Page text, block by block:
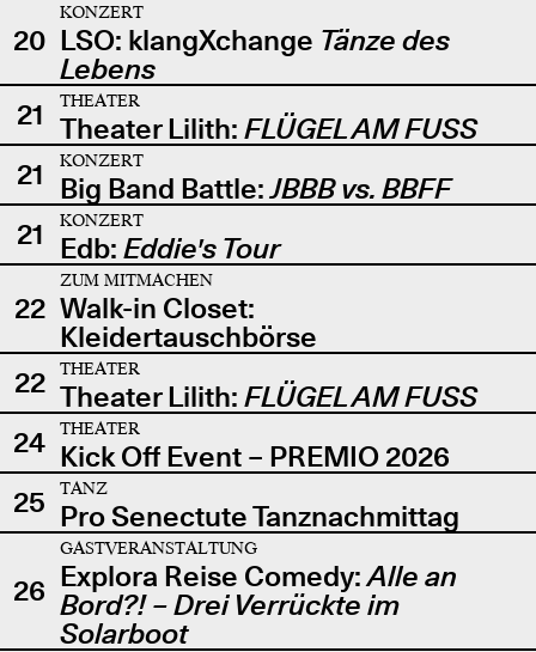
20
KONZERT
LSO: klangXchange Tänze des
Lebens
21
THEATER
Theater Lilith: FLÜGEL AM FUSS
21
KONZERT
Big Band Battle:JBBB vs. BBFF
21
KONZERT
Edb: Eddie's Tour
22
ZUM MITMACHEN
Walk-in Closet:
Kleidertauschbörse
22
THEATER
Theater Lilith: FLÜGEL AM FUSS
24
THEATER
Kick Off Event – PREMIO 2026
25
TANZ
Pro Senectute Tanznachmittag
26
GASTVERANSTALTUNG
Explora Reise Comedy:Alle an
Bord?! – Drei Verrückte im
Solarboot